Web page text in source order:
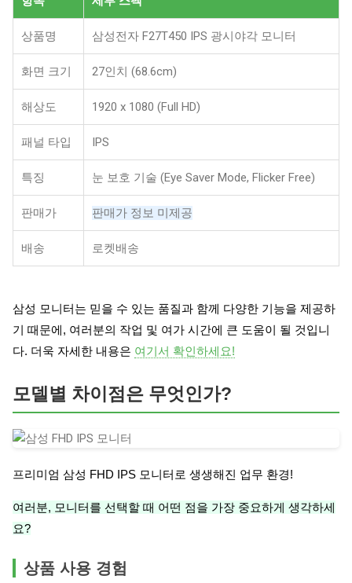
상품명 삼성전자 F27T450 IPS 광시야각 모니터
화면 크기 27인치 (68.6cm)
해상도 1920 x 1080 (Full HD)
패널 타입 IPS
특징 눈 보호 기술 (Eye Saver Mode, Flicker Free)
판매가 판매가 정보 미제공
배송 로켓배송
삼성 모니터는 믿을 수 있는 품질과 함께 다양한 기능을 제공하
기 때문에, 여러분의 작업 및 여가 시간에 큰 도움이 될 것입니
다. 더욱 자세한 내용은 여기서 확인하세요!
모델별 차이점은 무엇인가?
프리미엄 삼성 FHD IPS 모니터로 생생해진 업무 환경!
여러분, 모니터를 선택할 때 어떤 점을 가장 중요하게 생각하세
요?
상품 사용 경험